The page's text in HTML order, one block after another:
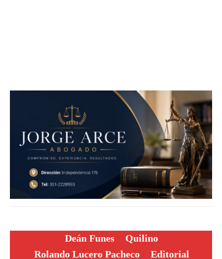
Deán Funes
Quilino
Rolando Lucero Pacheco
Editorial